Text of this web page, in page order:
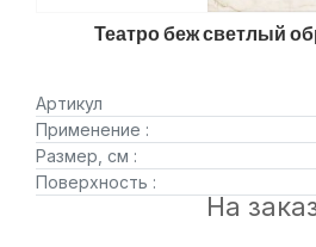
Театро беж светлый
Артикул
Применение :
Размер, см :
Поверхность :
На